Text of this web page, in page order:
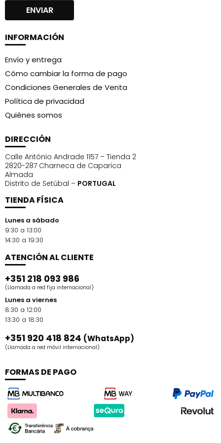
INFORMACIÓN
Envío y entrega
Cómo cambiar la forma de pago
Condiciones Generales de Venta
Política de privacidad
Quiénes somos
DIRECCIÓN
Calle António Andrade 1157 – Tienda 2
2820-287 Charneca de Caparica
Almada
Distrito de Setúbal – PORTUGAL
TIENDA FÍSICA
Lunes a sábado
9:30 a 13:00
14:30 a 19:30
ATENCIÓN AL CLIENTE
+351 218 093 986
(Llamada a red fija internacional)
Lunes a viernes
8:30 a 12:00
13:30 a 18:30
+351 920 418 824 (WhatsApp)
(Llamada a red móvil internacional)
FORMAS DE PAGO